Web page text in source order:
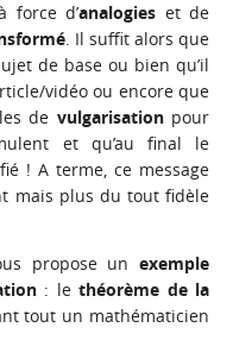
force d’analogies et de
. Il suffit alors que
de base ou bien qu’il
vidéo ou encore que
de vulgarisationpour
et qu’au final le
! A terme, ce message
mais plus du tout fidèle
propose un exemple
: lethéorème de la
tout un mathématicien